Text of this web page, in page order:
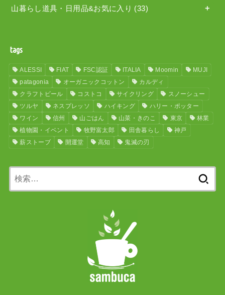
山暮らし道具・日用品&お気に入り (33)
tags
ALESSI FIAT FSC認証 ITALIA Moomin
MUJI
patagonia
オーガニックコットン
カルディ
クラフトビール
コストコ サイクリング
スノーシュー
ツルヤ
ネスプレッソ ハイキング
ハリー・ポッター
ワイン
信州 山ごはん 山菜・きのこ 東京
林業
植物園・イベント
牧野富太郎 田舎暮らし
神戸
薪ストーブ
開運堂 高知 鬼滅の刃